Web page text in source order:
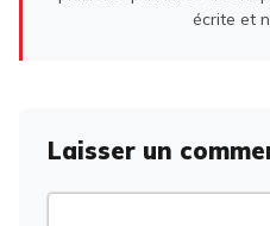
écrite et
Laisser un